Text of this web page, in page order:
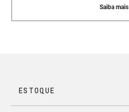
Saiba mais